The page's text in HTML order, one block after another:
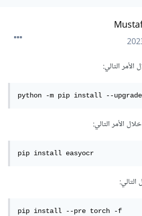
python -m pip install --
الأمر التالي:
pip install easyocr
pip install --pre torch -f